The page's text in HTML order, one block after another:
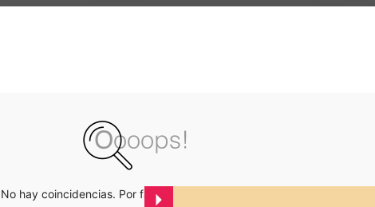
No hay coincidencias. Por favor inténtalo de nuevo.